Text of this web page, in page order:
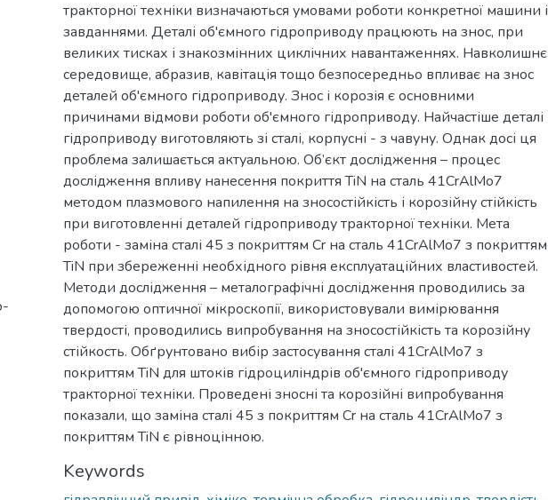
тракторної техніки визначаються умовами роботи конкретної машини і
завданнями. Деталі об'ємного гідроприводу працюють на знос, при
великих тисках і знакозмінних циклічних навантаженнях. Навколишнє
середовище, абразив, кавітація тощо безпосередньо впливає на знос
деталей об'ємного гідроприводу. Знос і корозія є основними
причинами відмови роботи об'ємного гідроприводу. Найчастіше деталі
гідроприводу виготовляють зі сталі, корпусні - з чавуну. Однак досі ця
проблема залишається актуальною. Об’єкт дослідження – процес
дослідження впливу нанесення покриття TiN на сталь 41CrAlMo7
методом плазмового напилення на зносостійкість і корозійну стійкість
при виготовленні деталей гідроприводу тракторної техніки. Мета
роботи - заміна сталі 45 з покриттям Cr на сталь 41CrAlMo7 з покриттям
TiN при збереженні необхідного рівня експлуатаційних властивостей.
Методи дослідження – металографічні дослідження проводились за
допомогою оптичної мікроскопії, використовували вимірювання
твердості, проводились випробування на зносостійкість та корозійну
стійкость. Обґрунтовано вибір застосування сталі 41CrAlMo7 з
покриттям TiN для штоків гідроциліндрів об'ємного гідроприводу
тракторної техніки. Проведені зносні та корозійні випробування
показали, що заміна сталі 45 з покриттям Cr на сталь 41CrAlMo7 з
покриттям TiN є рівноцінною.
Keywords